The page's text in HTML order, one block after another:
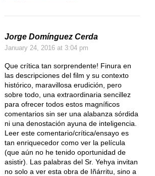
Jorge Domínguez Cerda
January 24, 2016at 3:04 pm
Que crítica tan sorprendente! Finura en
las descripciones del film y su contexto
histórico, maravillosa erudición, pero
sobre todo, una extraordinaria sencillez
para ofrecer todos estos magníficos
comentarios sin ser una alabanza sórdida
ni una denostación ayuna de inteligencia.
Leer este comentario/crítica/ensayo es
tan enriquecedor como ver la película
(que aún no he tenido oportunidad de
asistir). Las palabras del Sr. Yehya invitan
no solo a ver esta obra de Iñárritu, sino a